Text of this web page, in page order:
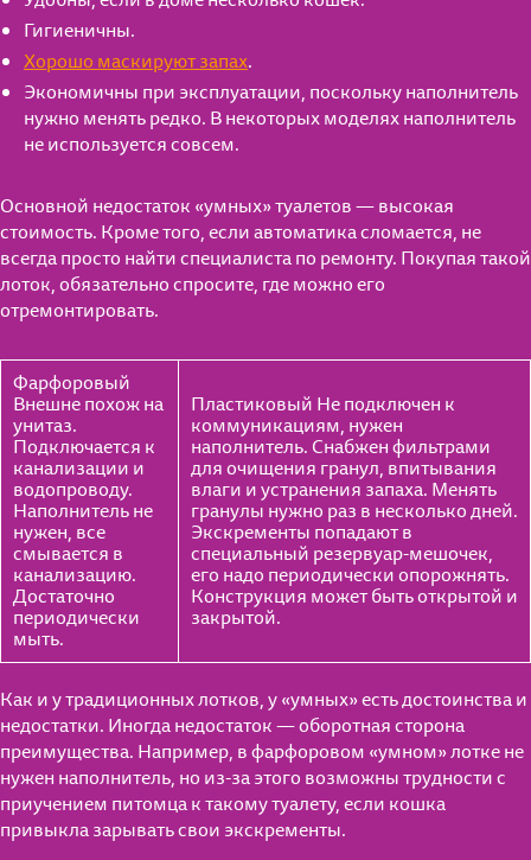
Гигиеничны.
Хорошо маскируют запах.
Экономичны при эксплуатации, поскольку наполнитель
нужно менять редко. В некоторых моделях наполнитель
не используется совсем.
Основной недостаток «умных» туалетов — высокая
стоимость. Кроме того, если автоматика сломается, не
всегда просто найти специалиста по ремонту. Покупая такой
лоток, обязательно спросите, где можно его
отремонтировать.
Фарфоровый
Внешне похож на
унитаз.
Подключается к
канализации и
водопроводу.
Наполнитель не
нужен, все
смывается в
канализацию.
Достаточно
периодически
мыть.
Пластиковый Не подключен к
коммуникациям, нужен
наполнитель. Снабжен фильтрами
для очищения гранул, впитывания
влаги и устранения запаха. Менять
гранулы нужно раз в несколько дней.
Экскременты попадают в
специальный резервуар-мешочек,
его надо периодически опорожнять.
Конструкция может быть открытой и
закрытой.
Как и у традиционных лотков, у «умных» есть достоинства и
недостатки. Иногда недостаток — оборотная сторона
преимущества. Например, в фарфоровом «умном» лотке не
нужен наполнитель, но из-за этого возможны трудности с
приучением питомца к такому туалету, если кошка
привыкла зарывать свои экскременты.